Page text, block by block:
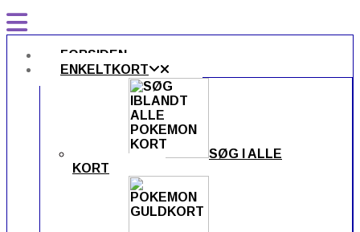
FORSIDEN
ENKELTKORT
SØG I ALLE
KORT